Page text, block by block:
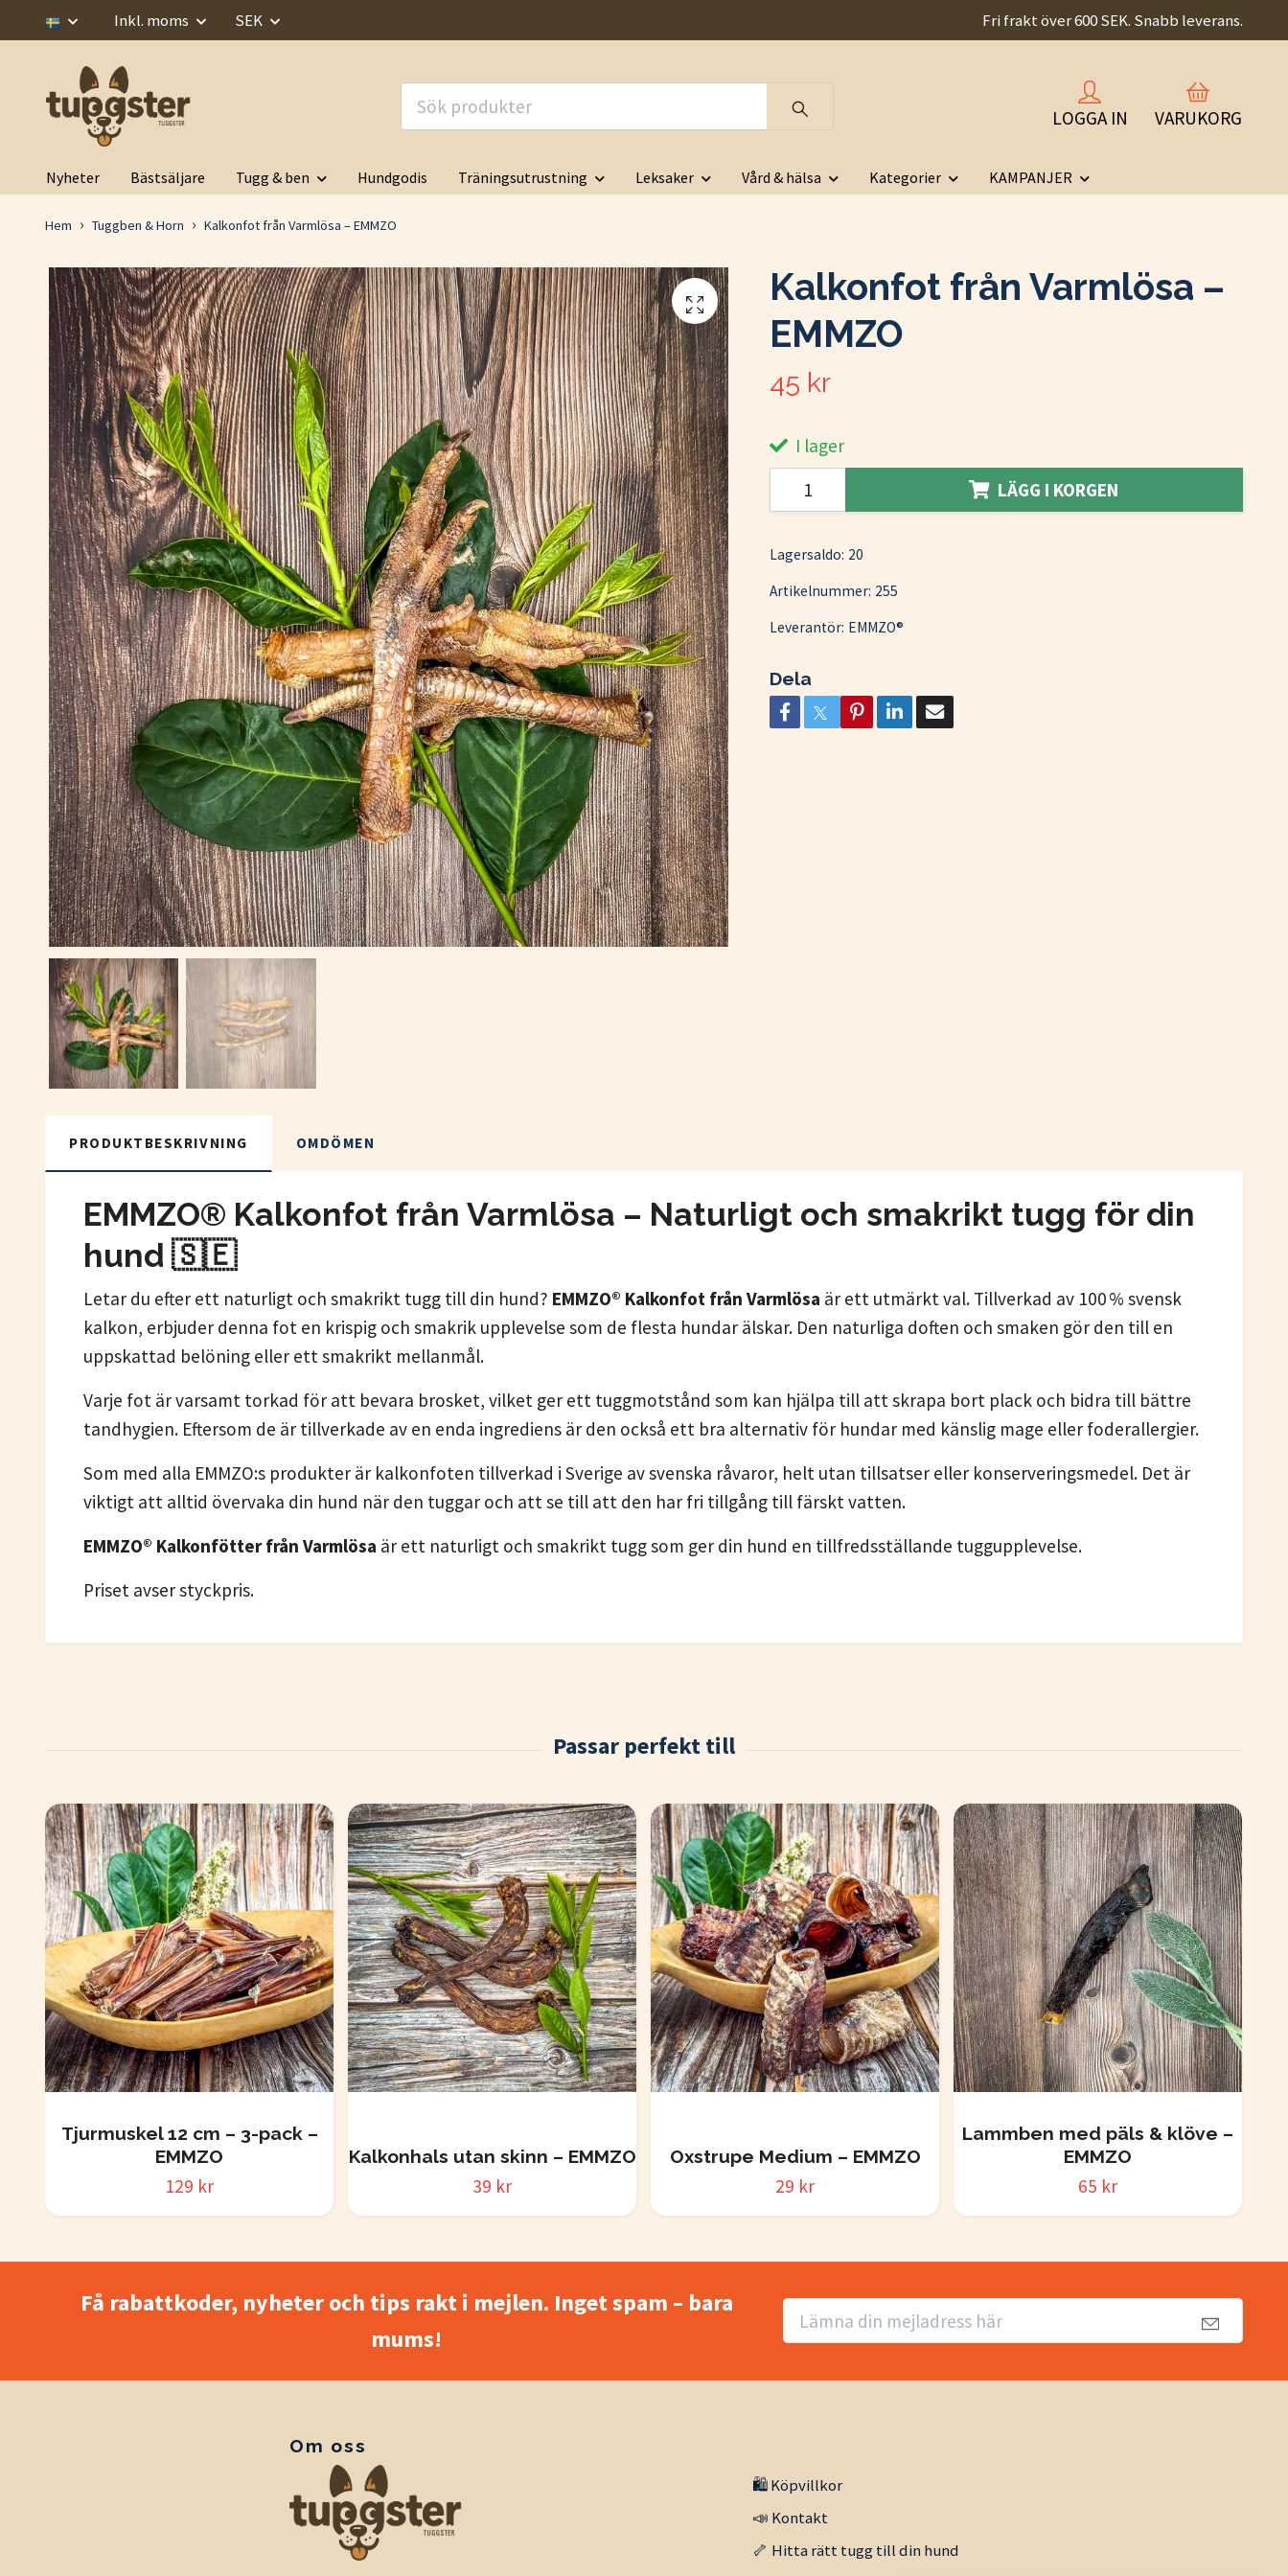
Inkl. moms SEK Fri frakt över 600 SEK. Snabb leverans.
LOGGA IN VARUKORG
Nyheter Bästsäljare Tugg & ben Hundgodis Träningsutrustning Leksaker Vård & hälsa Kategorier KAMPANJER
Hem Tuggben & Horn Kalkonfot från Varmlösa – EMMZO
Kalkonfot från Varmlösa –
EMMZO
45 kr
I lager
LÄGG I KORGEN
Lagersaldo: 20
Artikelnummer: 255
Leverantör: EMMZO®
Dela
PRODUKTBESKRIVNING OMDÖMEN
EMMZO® Kalkonfot från Varmlösa – Naturligt och smakrikt tugg för din
hund 🇸🇪
Letar du efter ett naturligt och smakrikt tugg till din hund? EMMZO® Kalkonfot från Varmlösa är ett utmärkt val. Tillverkad av 100 % svensk
kalkon, erbjuder denna fot en krispig och smakrik upplevelse som de flesta hundar älskar. Den naturliga doften och smaken gör den till en
uppskattad belöning eller ett smakrikt mellanmål.
Varje fot är varsamt torkad för att bevara brosket, vilket ger ett tuggmotstånd som kan hjälpa till att skrapa bort plack och bidra till bättre
tandhygien. Eftersom de är tillverkade av en enda ingrediens är den också ett bra alternativ för hundar med känslig mage eller foderallergier.
Som med alla EMMZO:s produkter är kalkonfoten tillverkad i Sverige av svenska råvaror, helt utan tillsatser eller konserveringsmedel. Det är
viktigt att alltid övervaka din hund när den tuggar och att se till att den har fri tillgång till färskt vatten.
EMMZO® Kalkonfötter från Varmlösa är ett naturligt och smakrikt tugg som ger din hund en tillfredsställande tuggupplevelse.
Priset avser styckpris.
Tjurmuskel 12 cm – 3-pack –
EMMZO
129 kr
Kalkonhals utan skinn – EMMZO
39 kr
Oxstrupe Medium – EMMZO
29 kr
Lammben med päls & klöve –
EMMZO
65 kr
Få rabattkoder, nyheter och tips rakt i mejlen. Inget spam – bara
mums!
Om oss
🛍️ Köpvillkor
📣 Kontakt
🦴 Hitta rätt tugg till din hund